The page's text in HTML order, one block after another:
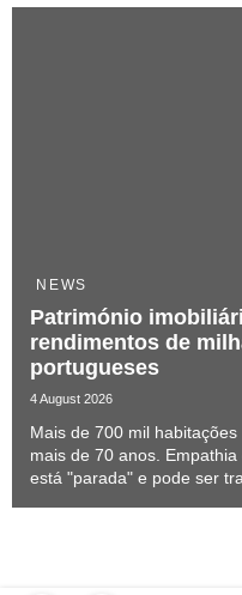
NEWS
Património
rendimentos de
portugueses
4 August 2026
Mais de 700 mil
mais de 70 anos.
está "parada" e pode ser